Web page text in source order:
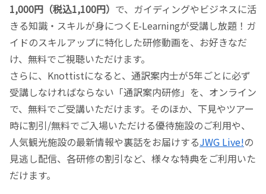
1,000円（税込1,100円） で、ガイディングやビジネスに活
きる知識・スキルが身につくE-Learningが受講し放題！ガ
イドのスキルアップに特化した研修動画を、お好きなだ
け、無料でご視聴いただけます。
さらに、Knottistになると、通訳案内士が5年ごとに必ず
受講しなければならない「通訳案内研修」を、オンライン
で、無料でご受講いただけます。そのほか、下見やツアー
時に割引/無料でご入場いただける優待施設のご利用や、
人気観光施設の最新情報や裏話をお届けするJWG Live!の
見逃し配信、各研修の割引など、様々な特典をご利用いた
だけます。